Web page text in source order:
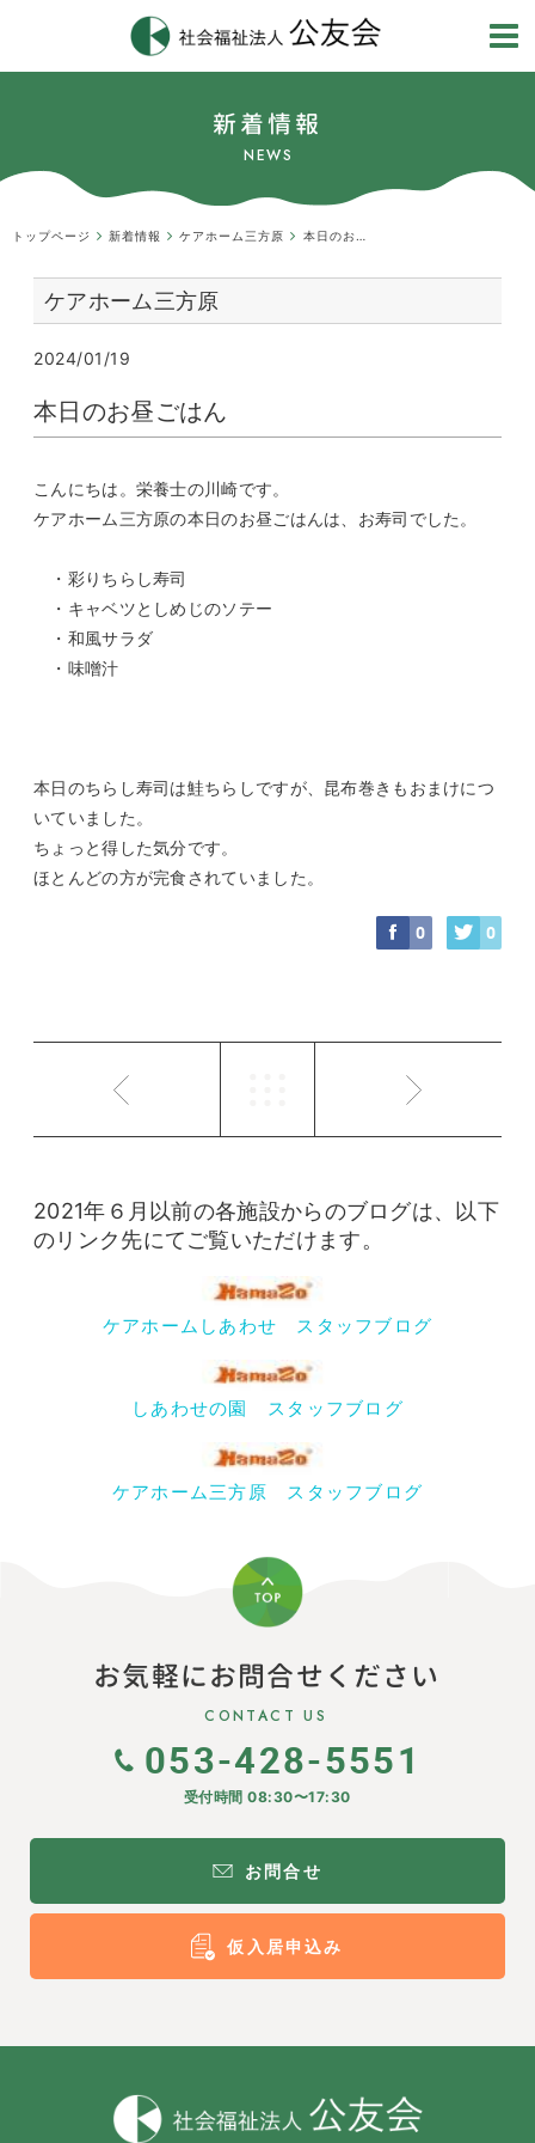
新着情報
NEWS
トップページ 新着情報 ケアホーム三方原
ケアホーム三方原
2024/01/19
本日のお昼ごはん
こんにちは。栄養士の川崎です。
ケアホーム三方原の本日のお昼ごはんは、お寿司でした。
・彩りちらし寿司
・キャベツとしめじのソテー
・和風サラダ
・味噌汁
本日のちらし寿司は鮭ちらしですが、昆布巻きもおまけにつ
いていました。
ちょっと得した気分です。
ほとんどの方が完食されていました。
0 0
2021年６月以前の各施設からのブログは、以下
のリンク先にてご覧いただけます。
ケアホームしあわせ スタッフブログ
しあわせの園 スタッフブログ
ケアホーム三方原 スタッフブログ
お気軽にお問合せください
CONTACT US
053-428-5551
受付時間 08:30〜17:30
お問合せ
仮入居申込み